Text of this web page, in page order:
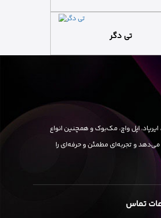
تی دگر
اپل واچ، مک‌بوک و همچنین انواع
می‌دهد و تجربه‌ای مطمئن و حرفه‌ای را
تماس